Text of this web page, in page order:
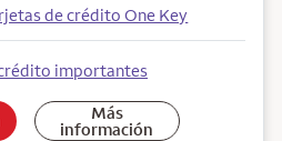
de crédito One Key
importantes
Más
información